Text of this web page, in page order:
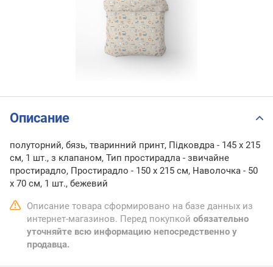
Описание
полуторний, бязь, тваринний принт, Підковдра - 145 x 215
см, 1 шт., з клапаном, Тип простирадла - звичайне
простирадло, Простирадло - 150 x 215 см, Наволочка - 50
х 70 см, 1 шт., бежевий
Описание товара сформировано на базе данных из
интернет-магазинов. Перед покупкой обязательно
уточняйте всю информацию непосредственно у
продавца.